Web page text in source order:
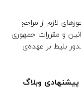
لازم از مراجع
و مقررات جمهوری
بلیط بر عهده‌ی
وبلاگ